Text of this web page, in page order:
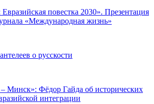
Евразийская повестка 2030». Презентация
«Международная жизнь»
о русскости
– Минск»: Фёдор Гайда об исторических
интеграции